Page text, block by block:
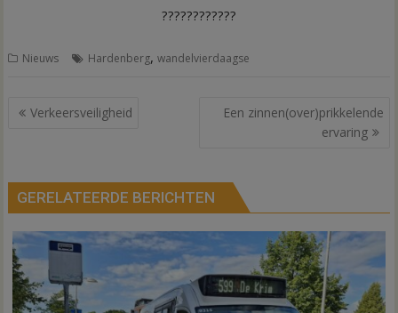
????????????
Nieuws Hardenberg,wandelvierdaagse
Bericht
Verkeersveiligheid
Een zinnen(over)prikkelende
ervaring
GERELATEERDE BERICHTEN